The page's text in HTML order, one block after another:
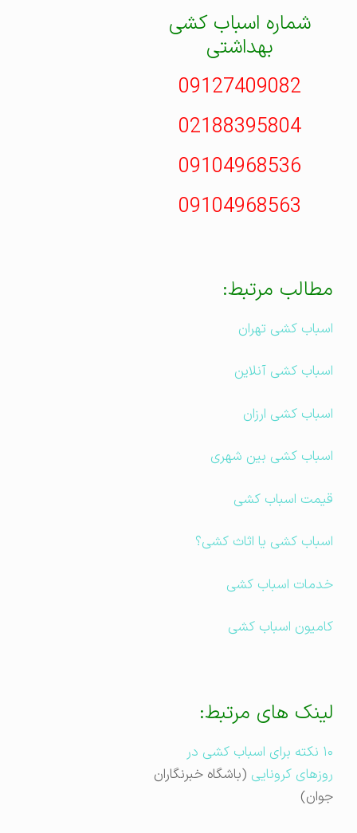
شماره اسباب کشی
بهداشتی
09127409082
02188395804
09104968536
09104968563
مطالب مرتبط:
اسباب کشی تهران
اسباب کشی آنلاین
اسباب کشی ارزان
اسباب کشی بین شهری
قیمت اسباب کشی
اسباب کشی یا اثاث کشی؟
خدمات اسباب کشی
کامیون اسباب کشی
لینک های مرتبط:
۱۰ نکته برای اسباب کشی در
روز‌های کرونایی(باشگاه خبرنگاران
جوان)